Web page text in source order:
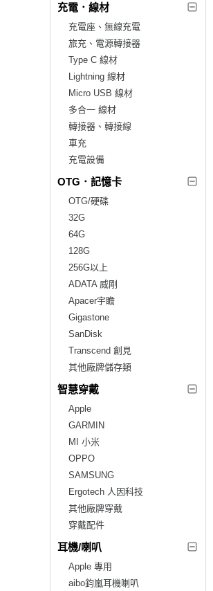
充電．線材
充電座、無線充電
旅充、電源轉接器
Type C 線材
Lightning 線材
Micro USB 線材
多合一 線材
轉接器、轉接線
車充
充電設備
OTG．記憶卡
OTG/硬碟
32G
64G
128G
256G以上
ADATA 威剛
Apacer宇瞻
Gigastone
SanDisk
Transcend 創見
其他廠牌儲存類
智慧穿戴
Apple
GARMIN
MI 小米
OPPO
SAMSUNG
Ergotech 人因科技
其他廠牌穿戴
穿戴配件
耳機/喇叭
Apple 專用
aibo鈞嵐耳機喇叭